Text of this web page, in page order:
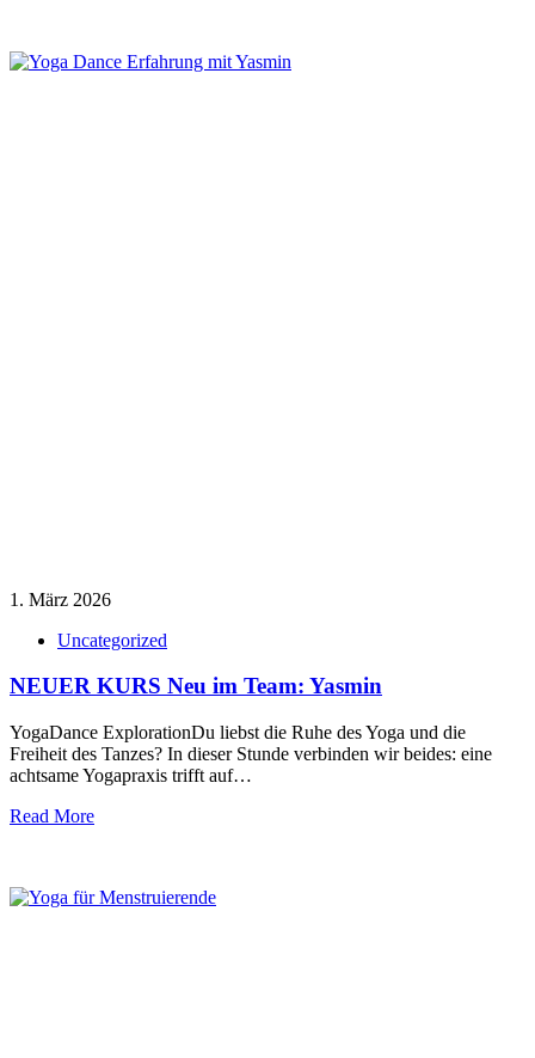
1. März 2026
Uncategorized
NEUER KURS Neu im Team: Yasmin
YogaDance ExplorationDu liebst die Ruhe des Yoga und die
Freiheit des Tanzes? In dieser Stunde verbinden wir beides: eine
achtsame Yogapraxis trifft auf…
Read More